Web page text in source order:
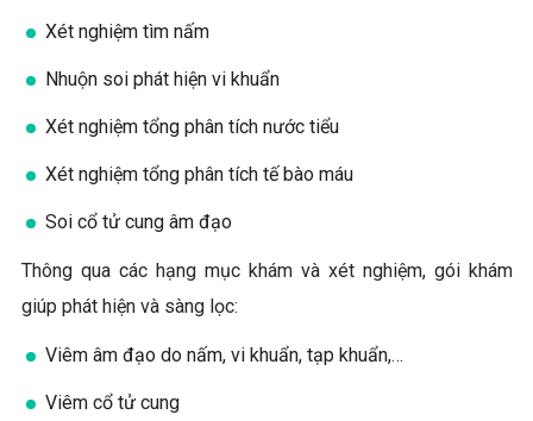
Xét nghiệm tìm nấm
Nhuộn soi phát hiện vi khuẩn
Xét nghiệm tổng phân tích nước tiểu
Xét nghiệm tổng phân tích tế bào máu
Soi cổ tử cung âm đạo
Thông qua các hạng mục khám và xét nghiệm, gói khám
giúp phát hiện và sàng lọc:
Viêm âm đạo do nấm, vi khuẩn, tạp khuẩn,…
Viêm cổ tử cung